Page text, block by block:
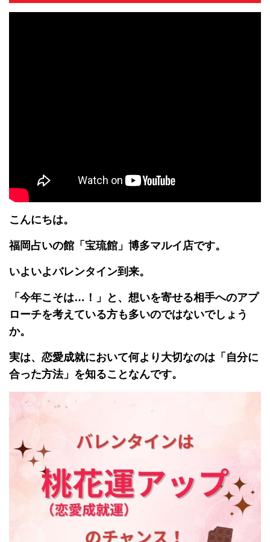
こんにちは。
福岡占いの館「宝琉館」博多マルイ店です。
いよいよバレンタイン到来。
「今年こそは…！」と、想いを寄せる相手へのアプ
ローチを考えている方も多いのではないでしょう
か。
実は、恋愛成就において何より大切なのは「自分に
合った方法」を知ることなんです。